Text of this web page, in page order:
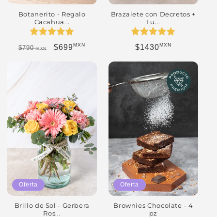
Botanerito - Regalo
Cacahua...
Precio habitual
$790MXN Precio de oferta
$699MXN
Brazalete con Decretos +
Lu...
Precio habitual
$1430MXN
Oferta
Brillo de Sol - Gerbera
Ros...
Oferta
Brownies Chocolate - 4
pz